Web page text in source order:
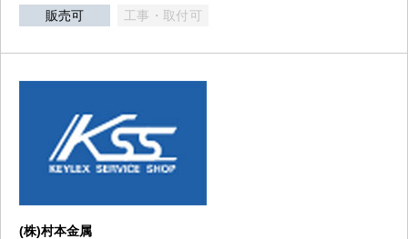
販売可 工事・取付可
(株)村本金属